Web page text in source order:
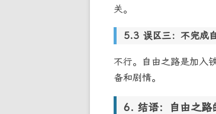
关。
误区三：不完成
不行。自由之路是加入
备和剧情。
结语：自由之路